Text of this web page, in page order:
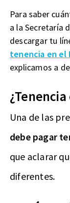
Para saber
a la Secretaría
descargar tu
tenencia en el
explicamos a
Una de las
debe pagar
que aclarar
diferentes.